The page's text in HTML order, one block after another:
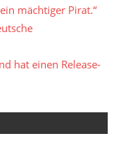
mächtiger Pirat.“
hat einen Release-